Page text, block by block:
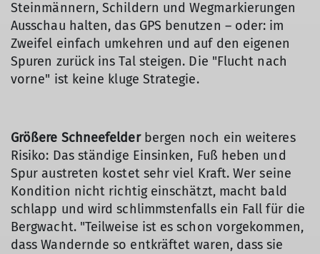
Steinmännern, Schildern und Wegmarkierungen
Ausschau halten, das GPS benutzen – oder: im
Zweifel einfach umkehren und auf den eigenen
Spuren zurück ins Tal steigen. Die "Flucht nach
vorne" ist keine kluge Strategie.
Größere Schneefelderbergen noch ein weiteres
Risiko: Das ständige Einsinken, Fuß heben und
Spur austreten kostet sehr viel Kraft. Wer seine
Kondition nicht richtig einschätzt, macht bald
schlapp und wird schlimmstenfalls ein Fall für die
Bergwacht. "Teilweise ist es schon vorgekommen,
dass Wandernde so entkräftet waren, dass sie